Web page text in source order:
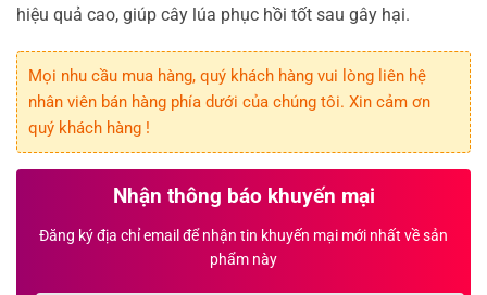
hiệu quả cao, giúp cây lúa phục hồi tốt sau gây hại.
Mọi nhu cầu mua hàng, quý khách hàng vui lòng liên hệ
nhân viên bán hàng phía dưới của chúng tôi. Xin cảm ơn
quý khách hàng !
Nhận thông báo khuyến mại
Đăng ký địa chỉ email để nhận tin khuyến mại mới nhất về sản
phẩm này